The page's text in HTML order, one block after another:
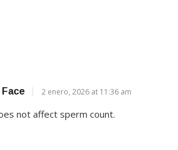
2 enero, 2026 at 11:36 am
not affect sperm count.